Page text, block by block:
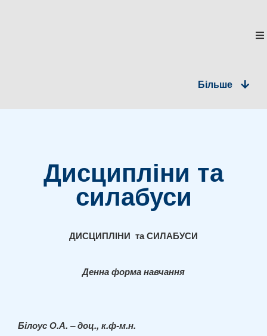
Кафедра математичного аналізу і
методів оптимізації
Більше
Навчання
Наука
Інформація для студентів
Довузівська підготовка
Дисципліни та
силабуси
ДИСЦИПЛІНИ та СИЛАБУСИ
Денна форма навчання
Білоус О.А. – доц., к.ф-м.н.